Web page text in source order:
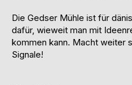
Die Gedser Mühle ist für
dafür, wieweit man mit
kommen kann. Macht weiter
Signale!